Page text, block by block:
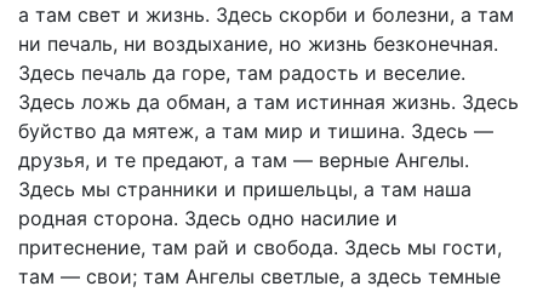
а там свет и жизнь. Здесь скорби и болезни, а там
ни печаль, ни воздыхание, но жизнь безконечная.
Здесь печаль да горе, там радость и веселие.
Здесь ложь да обман, а там истинная жизнь. Здесь
буйство да мятеж, а там мир и тишина. Здесь —
друзья, и те предают, а там — верные Ангелы.
Здесь мы странники и пришельцы, а там наша
родная сторона. Здесь одно насилие и
притеснение, там рай и свобода. Здесь мы гости,
там — свои; там Ангелы светлые, а здесь темные